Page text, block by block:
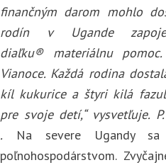
finančným darom mohlo
rodín v Ugande
diaľku®materiálnu
Vianoce. Každá rodina
kíl kukurice a štyri kilá
pre svoje detí,“ vysvetľuje.
. Na severe Ugandy sa
poľnohospodárstvom.